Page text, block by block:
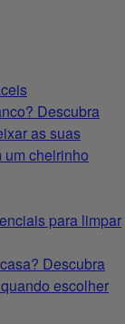
Descubra
as suas
um cheirinho
para limpar
Descubra
escolher